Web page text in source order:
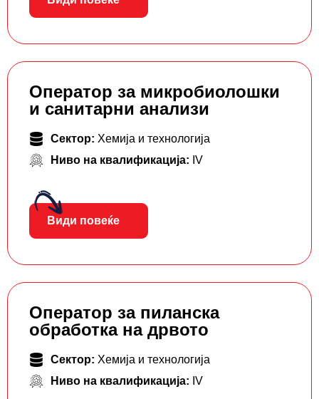
Оператор за микробиолошки
и санитарни анализи
Сектор: Хемија и технологија
Ниво на квалификација: IV
Види повеќе
Оператор за пиланска
обработка на дрвото
Сектор: Хемија и технологија
Ниво на квалификација: IV